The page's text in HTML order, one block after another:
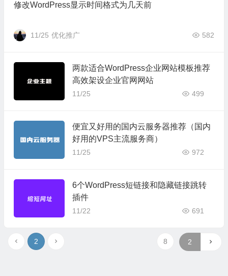
修改WordPress显示时间格式为几天前
11/25 优化推广 582
两款适合WordPress企业网站模板推荐
高效架设企业官网网站
11/25 499
便宜又好用的国内云服务器推荐（国内
好用的VPS主流服务商）
11/25 972
6个WordPress短链接和隐藏链接跳转
插件
11/22 691
8
2